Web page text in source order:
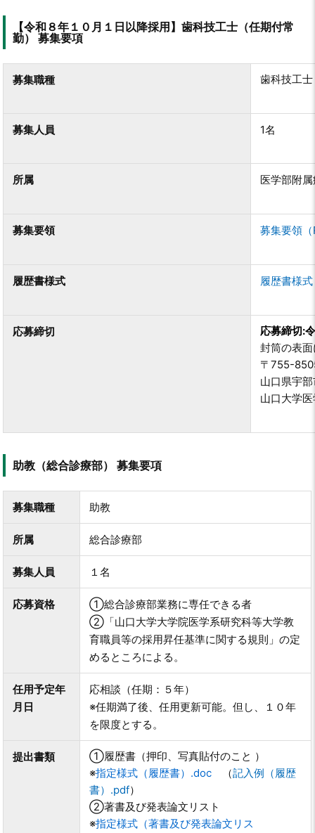
【令和８年１０月１日以降採用】歯科技工士（任期付常
勤） 募集要項
募集職種 歯科技工士
募集人員 1名
所属 医学部附
募集要領 募集要領
履歴書様式 履歴書様式
応募締切
応募締切:
封筒の表
〒755-
山口県宇
山口大学
助教（総合診療部） 募集要項
募集職種 助教
所属 総合診療部
募集人員 １名
応募資格
①総合診療部業務に専任できる者
②「山口大学大学院医学系研究科等大学教
育職員等の採用昇任基準に関する規則」の定
めるところによる。
任用予定年
月日
応相談（任期：５年）
※任期満了後、任用更新可能。但し、１０年
を限度とする。
提出書類
①履歴書（押印、写真貼付のこと ）
※指定様式（履歴書）.doc （記入例（履歴
書）.pdf）
②著書及び発表論文リスト
※指定様式（著書及び発表論文リス